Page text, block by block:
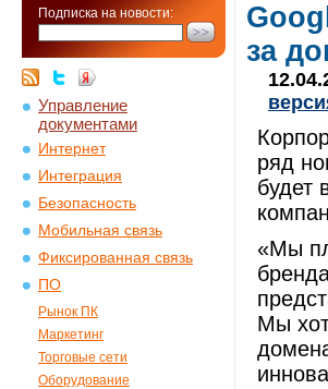
Подписка на новости:
Управление
документами
Интернет
Интеграция
Безопасность
Мобильная связь
Фиксированная связь
ПО
Рынок ПК
Маркетинг
Торговые сети
Оборудование
за
ряд
будет
«Мы
Мы